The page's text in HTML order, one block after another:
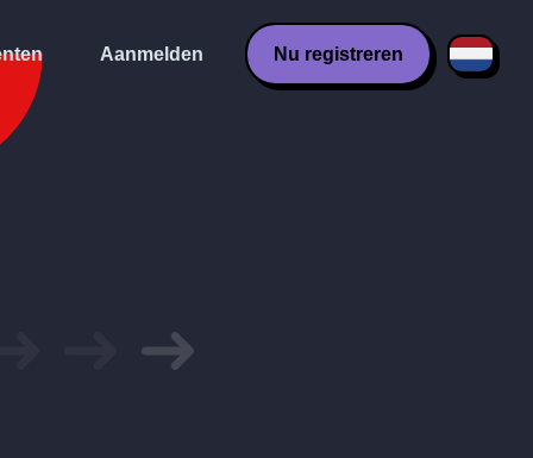
Aanmelden Nu registreren